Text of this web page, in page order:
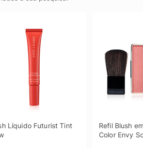
Líquido Futurist Tint
Refil Blush
Color Envy